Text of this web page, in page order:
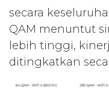
secara
QAM menuntut
lebih tinggi,
ditingkatkan